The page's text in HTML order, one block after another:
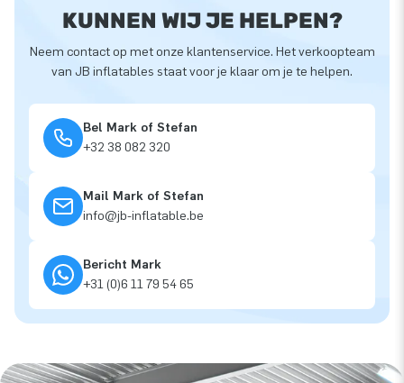
KUNNEN WIJ JE HELPEN?
Neem contact op met onze klantenservice. Het verkoopteam
van JB inflatables staat voor je klaar om je te helpen.
Bel Mark of Stefan
+32 38 082 320
Mail Mark of Stefan
info@jb-inflatable.be
Bericht Mark
+31 (0)6 11 79 54 65